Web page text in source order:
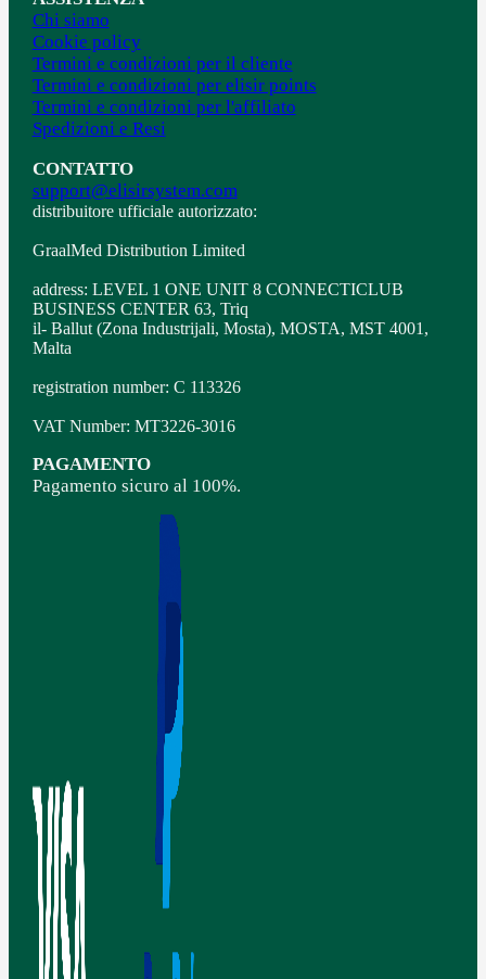
Chi siamo
Cookie policy
Termini e condizioni per il cliente
Termini e condizioni per elisir points
Termini e condizioni per l'affiliato
Spedizioni e Resi
CONTATTO
support@elisirsystem.com
distribuitore ufficiale autorizzato:
GraalMed Distribution Limited
address: LEVEL 1 ONE UNIT 8 CONNECTICLUB
BUSINESS CENTER 63, Triq
il- Ballut (Zona Industrijali, Mosta), MOSTA, MST 4001,
Malta
registration number: C 113326
VAT Number: MT3226-3016
PAGAMENTO
Pagamento sicuro al 100%.